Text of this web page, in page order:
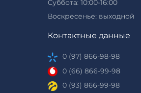
Суббота: 10:00-16:00
Воскресенье: выходной
Контактные данные
0 (97) 866-98-98
0 (66) 866-99-98
0 (93) 866-99-98